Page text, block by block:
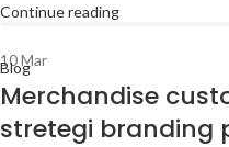
Continue reading
10Mar
Blog
Merchandise
stretegi branding